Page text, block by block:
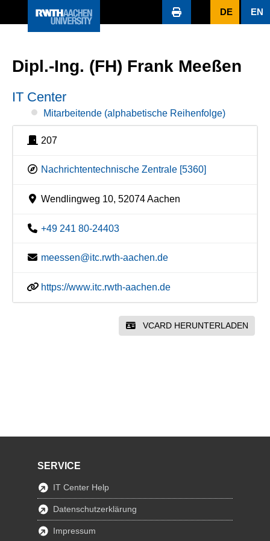
DE EN
Dipl.-Ing. (FH) Frank Meeßen
IT Center
Mitarbeitende (alphabetische Reihenfolge)
207
Nachrichtentechnische Zentrale [5360]
Wendlingweg 10, 52074 Aachen
+49 241 80-24403
meessen@itc.rwth-aachen.de
https://www.itc.rwth-aachen.de
VCARD HERUNTERLADEN
SERVICE
IT Center Help
Datenschutzerklärung
Impressum